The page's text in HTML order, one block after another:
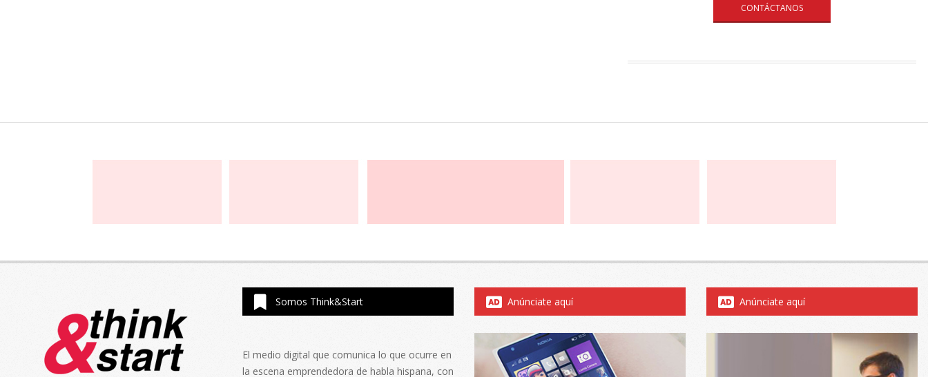
CONTÁCTANOS
Somos Think&Start
El medio digital que comunica lo que ocurre en
la escena emprendedora de habla hispana, con
Anúnciate aquí Anúnciate aquí